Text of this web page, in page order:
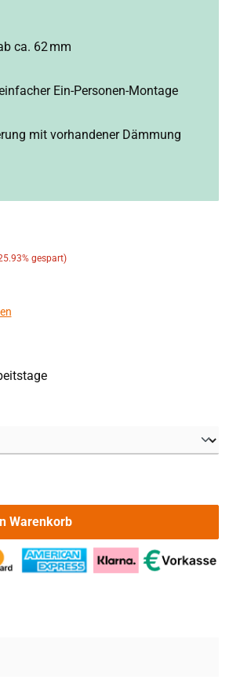
ca. 62 mm
Ein-Personen-Montage
mit vorhandener Dämmung
gespart)
Warenkorb